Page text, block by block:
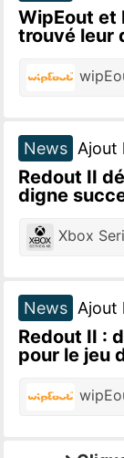
WipEout et
trouvé leur
News Ajout
Redout II
digne
Xbox
News Ajout
Redout II :
pour le jeu